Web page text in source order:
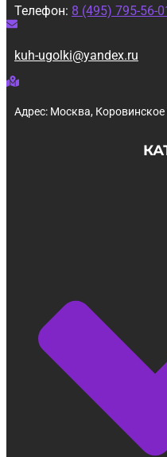
Телефон: 8 (495) 795-56-
kuh-ugolki@yandex.ru
Адрес: Москва, Коровинское